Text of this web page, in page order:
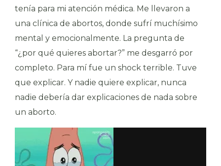
tenía para mi atención médica. Me llevaron a
una clínica de abortos, donde sufrí muchísimo
mental y emocionalmente. La pregunta de
“¿por qué quieres abortar?” me desgarró por
completo. Para mí fue un shock terrible. Tuve
que explicar. Y nadie quiere explicar, nunca
nadie debería dar explicaciones de nada sobre
un aborto.